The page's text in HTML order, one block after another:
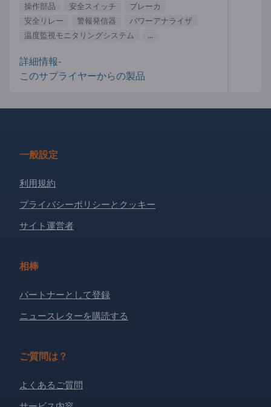
操作部品
安全スイッチ
ブレーカ
安全リレー
警報発信器
パワーアナライザ
温度監視モニタリングシステム
...
詳細情報-
このサプライヤーからの製品
一般設定
利用規約
プライバシーポリシーとクッキー
サイト運営者
相棒
パートナーとして登録
ニュースレターを購読する
ご質問は？
よくあるご質問